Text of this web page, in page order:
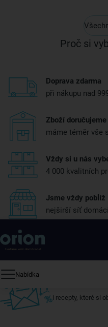
Proč si
Doprava zdarma
při nákupu nad
Zboží
máme téměr vše
Vždy si u nás
4 000 kvalitních
Jsme vždy poblíž
nejširší síť
Nabídka
Získejte rady, recepty a
ostatní
Přihlaste se k odběru našeho
i recepty, které si